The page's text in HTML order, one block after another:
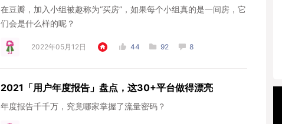
在豆瓣，加入小组被趣称为“买房”，如果每个小组真的是一间房，它
们会是什么样的呢？
2022年05月12日 44 92 8
2021「用户年度报告」盘点，这30+平台做得漂亮
年度报告千千万，究竟哪家掌握了流量密码？